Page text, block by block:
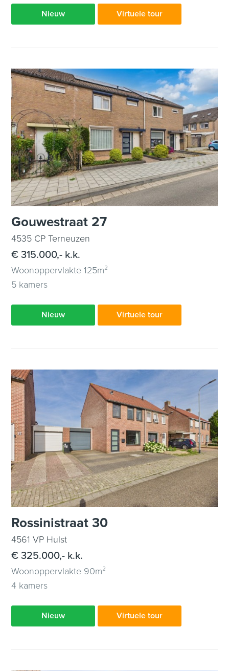
Nieuw Virtuele tour
Gouwestraat 27
4535 CP Terneuzen
€ 315.000,- k.k.
Woonoppervlakte 125m²
5 kamers
Nieuw Virtuele tour
Rossinistraat 30
4561 VP Hulst
€ 325.000,- k.k.
Woonoppervlakte 90m²
4 kamers
Nieuw Virtuele tour